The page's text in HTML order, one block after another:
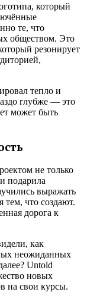
который
те, что
обществом. Это
резонирует
тепло и
глубже — это
может быть
не только
подарила
выражать
тем, что создают.
дорога к
как
неожиданных
Untold
новых
на свои курсы.